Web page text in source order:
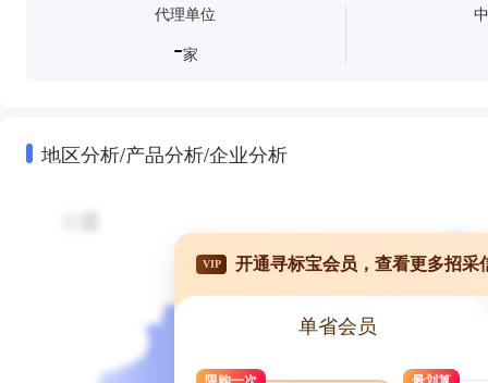
代理单位
-家
地区分析/产品分析/企业分析
VIP 开通寻标宝会员，查看更多招采
单省会员